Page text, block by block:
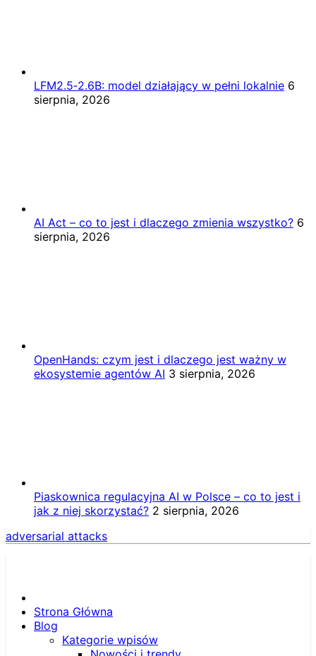
LFM2.5‑2.6B: model działający w pełni lokalnie 6
sierpnia, 2026
AI Act – co to jest i dlaczego zmienia wszystko? 6
sierpnia, 2026
OpenHands: czym jest i dlaczego jest ważny w
ekosystemie agentów AI 3 sierpnia, 2026
Piaskownica regulacyjna AI w Polsce – co to jest i
jak z niej skorzystać? 2 sierpnia, 2026
adversarial attacks
Strona Główna
Blog
Kategorie wpisów